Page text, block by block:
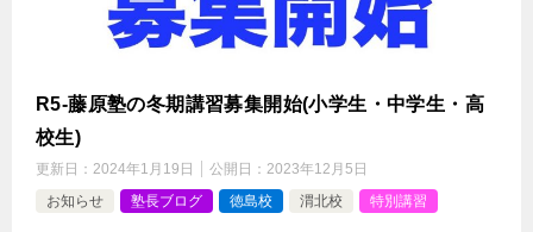
R5-藤原塾の冬期講習募集開始(小学生・中学生・高
校生)
更新日： 2024年1月19日 公開日： 2023年12月5日
お知らせ
塾長ブログ 徳島校 渭北校 特別講習